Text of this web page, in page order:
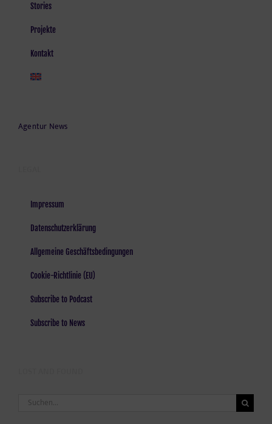
Stories
Projekte
Kontakt
Agentur News
Impressum
Datenschutzerklärung
Allgemeine Geschäftsbedingungen
Cookie-Richtlinie (EU)
Subscribe to Podcast
Subscribe to News
Suche